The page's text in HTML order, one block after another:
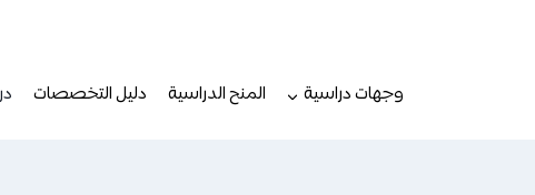
وجهات دراسية
المنح الدراسية دليل التخصصات